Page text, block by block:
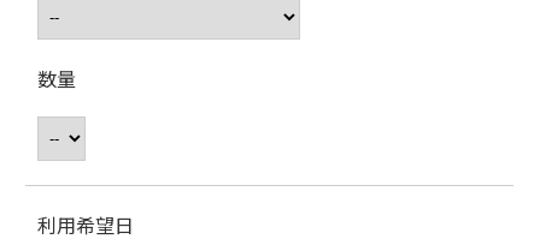
数量
利用希望日